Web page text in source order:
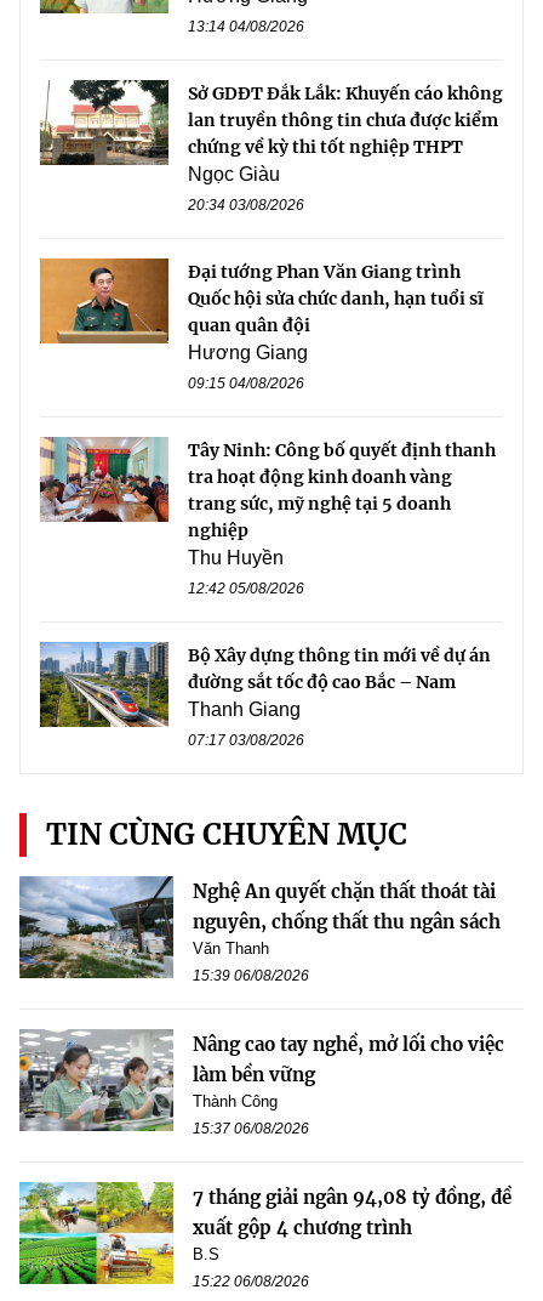
13:14 04/08/2026
Sở GDĐT Đắk Lắk: Khuyến cáo không
lan truyền thông tin chưa được kiểm
chứng về kỳ thi tốt nghiệp THPT
Ngọc Giàu
20:34 03/08/2026
Đại tướng Phan Văn Giang trình
Quốc hội sửa chức danh, hạn tuổi sĩ
quan quân đội
Hương Giang
09:15 04/08/2026
Tây Ninh: Công bố quyết định thanh
tra hoạt động kinh doanh vàng
trang sức, mỹ nghệ tại 5 doanh
nghiệp
Thu Huyền
12:42 05/08/2026
Bộ Xây dựng thông tin mới về dự án
đường sắt tốc độ cao Bắc – Nam
Thanh Giang
07:17 03/08/2026
TIN CÙNG CHUYÊN MỤC
Nghệ An quyết chặn thất thoát tài
nguyên, chống thất thu ngân sách
Văn Thanh
15:39 06/08/2026
Nâng cao tay nghề, mở lối cho việc
làm bền vững
Thành Công
15:37 06/08/2026
7 tháng giải ngân 94,08 tỷ đồng, đề
xuất gộp 4 chương trình
B.S
15:22 06/08/2026